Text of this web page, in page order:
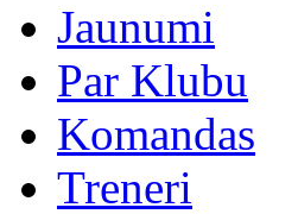
Jaunumi
Par Klubu
Komandas
Treneri